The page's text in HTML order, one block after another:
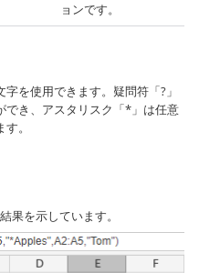
ョンです。
を使用できます。疑問符「?」
でき、アスタリスク「*」は任意
。
果を示しています。